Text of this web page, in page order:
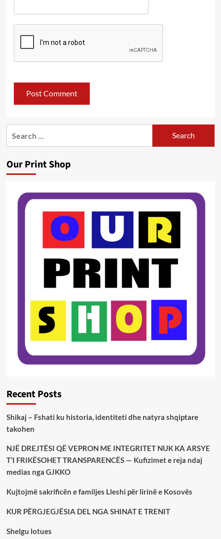
Our Print Shop
Recent Posts
Shikaj – Fshati ku historia, identiteti dhe natyra shqiptare
takohen
NJË DREJTËSI QË VEPRON ME INTEGRITET NUK KA ARSYE
T’I FRIKËSOHET TRANSPARENCËS — Kufizimet e reja ndaj
medias nga GJKKO
Kujtojmë sakrificën e familjes Lleshi për lirinë e Kosovës
KUR PËRGJEGJËSIA DEL NGA SHINAT E TRENIT
Shelgu lotues